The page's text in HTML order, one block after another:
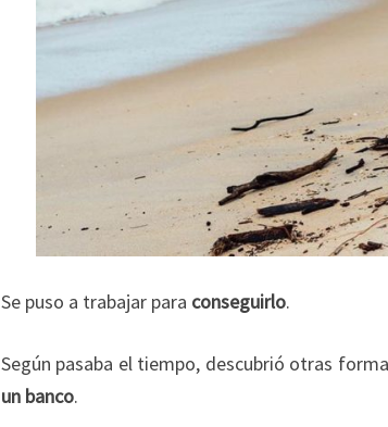
Se puso a trabajar para conseguirlo.
Según pasaba el tiempo, descubrió otras
un banco.